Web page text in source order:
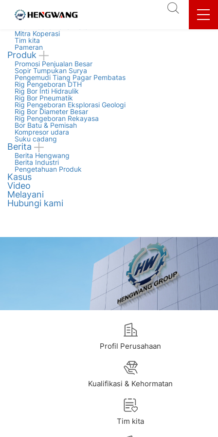
Profil Perusahaan
Budaya perusahaan
Mitra Koperasi
Tim kita
Pameran
Produk
Promosi Penjualan Besar
Sopir Tumpukan Surya
Pengemudi Tiang Pagar Pembatas
Rig Pengeboran DTH
Rig Bor Inti Hidraulik
Rig Bor Pneumatik
Rig Pengeboran Eksplorasi Geologi
Rig Bor Diameter Besar
Rig Pengeboran Rekayasa
Bor Batu & Pemisah
Kompresor udara
Suku cadang
Berita
Berita Hengwang
Berita Industri
Pengetahuan Produk
Kasus
Video
Melayani
Hubungi kami
Profil Perusahaan
Kualifikasi & Kehormatan
Tim kita